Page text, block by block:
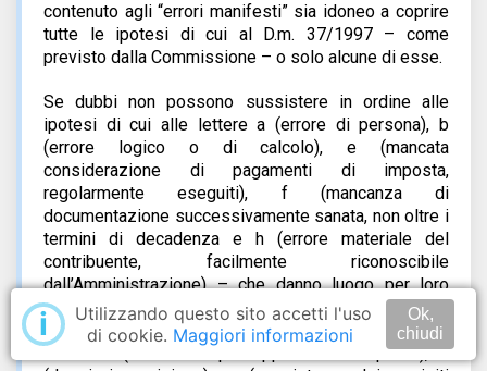
contenuto agli “errori manifesti” sia idoneo a coprire
tutte le ipotesi di cui al D.m. 37/1997 – come
previsto dalla Commissione – o solo alcune di esse.
Se dubbi non possono sussistere in ordine alle
ipotesi di cui alle lettere a (errore di persona), b
(errore logico o di calcolo), e (mancata
considerazione di pagamenti di imposta,
regolarmente eseguiti), f (mancanza di
documentazione successivamente sanata, non oltre i
termini di decadenza e h (errore materiale del
contribuente, facilmente riconoscibile
dall’Amministrazione) – che danno luogo per loro
natura ad errori manifesti – qualche riflessione
maggiore suscitano, invece, le ipotesi di cui alle
lettere c (errore sul presupposto dell’imposta), d
i
Utilizzando questo sito accetti l'uso
di cookie. Maggiori informazioni
Ok,
chiudi